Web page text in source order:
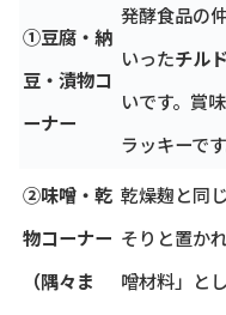
①豆腐・納
豆・漬物コ
ーナー
発酵食品の
いったチル
いです。賞
ラッキーです
②味噌・乾
物コーナー
（隅々ま
乾燥麹と同
そりと置か
噌材料」と